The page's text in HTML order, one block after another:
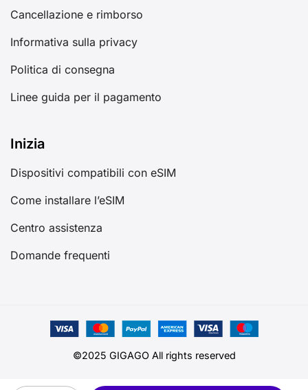
Cancellazione e rimborso
Informativa sulla privacy
Politica di consegna
Linee guida per il pagamento
Inizia
Dispositivi compatibili con eSIM
Come installare l’eSIM
Centro assistenza
Domande frequenti
©2025 GIGAGO All rights reserved